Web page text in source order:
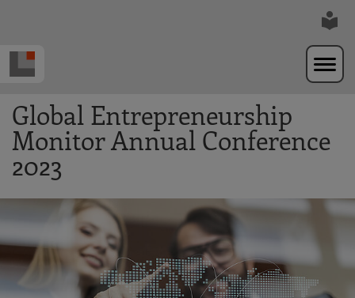
Global Entrepreneurship
Monitor Annual Conference
2023